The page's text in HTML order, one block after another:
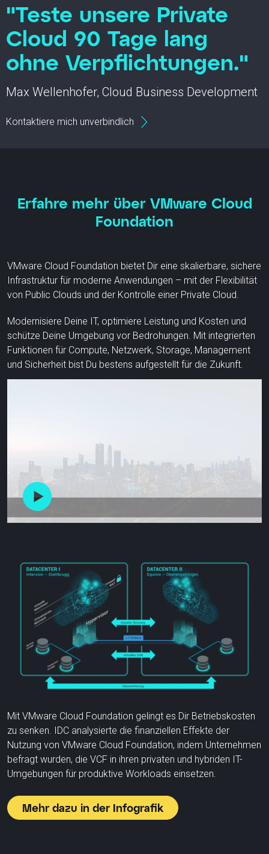
"Teste unsere Private
Cloud 90 Tage lang
ohne Verpflichtungen."
Max Wellenhofer, Cloud Business Development
Kontaktiere mich unverbindlich
Erfahre mehr über VMware Cloud
Foundation
VMware Cloud Foundation bietet Dir eine skalierbare, sichere
Infrastruktur für moderne Anwendungen – mit der Flexibilität
von Public Clouds und der Kontrolle einer Private Cloud.
Modernisiere Deine IT, optimiere Leistung und Kosten und
schütze Deine Umgebung vor Bedrohungen. Mit integrierten
Funktionen für Compute, Netzwerk, Storage, Management
und Sicherheit bist Du bestens aufgestellt für die Zukunft.
Mit VMware Cloud Foundation gelingt es Dir Betriebskosten
zu senken. IDC analysierte die finanziellen Effekte der
Nutzung von VMware Cloud Foundation, indem Unternehmen
befragt wurden, die VCF in ihren privaten und hybriden IT-
Umgebungen für produktive Workloads einsetzen.
Mehr dazu in der Infografik